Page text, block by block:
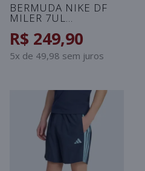
BERMUDA NIKE DF
MILER 7UL
R$ 249,90
5x de 49,98 sem juros